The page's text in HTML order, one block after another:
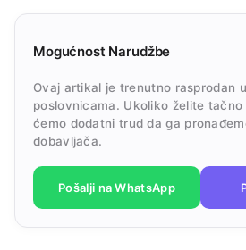
Mogućnost Narudžbe
Ovaj artikal je trenutno rasprodan
poslovnicama. Ukoliko želite
ćemo dodatni trud da ga
dobavljača.
Pošalji na WhatsApp